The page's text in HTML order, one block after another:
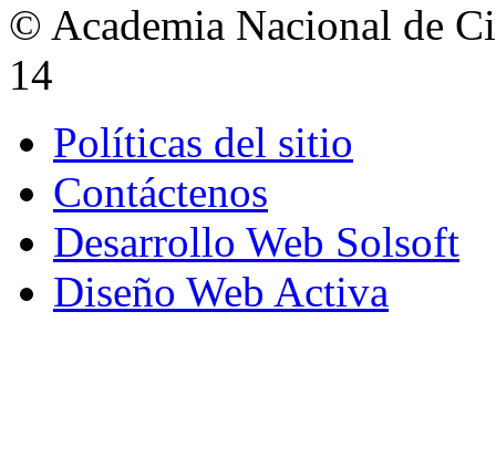
© Academia Nacional de
14
Políticas del sitio
Contáctenos
Desarrollo Web Solsoft
Diseño Web Activa